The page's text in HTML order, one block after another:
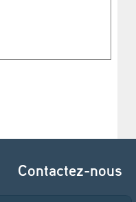
Contactez-nous